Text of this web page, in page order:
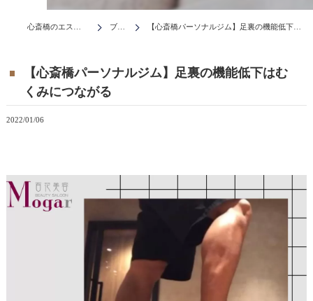
ブログ 【心斎橋パーソナルジム】足裏の機能低下はむくみにつながる
【心斎橋パーソナルジム】足裏の機能低下はむ
くみにつながる
2022/01/06